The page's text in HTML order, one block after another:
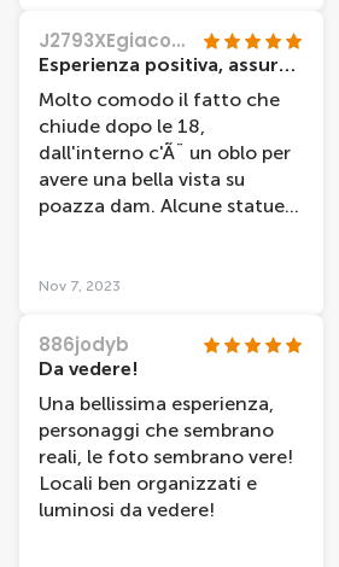
J2793XEgiacomop
Esperienza positiva, assurde le statue
Molto comodo il fatto che
chiude dopo le 18,
dall'interno c'Ã¨ un oblo per
avere una bella vista su
poazza dam. Alcune statue
qualche foto a tema
(maggiorparte a
pagamento). Molto
soggettivo ma noi ci siam
divertiti
Nov 7, 2023
886jodyb
Da vedere!
Una bellissima esperienza,
personaggi che sembrano
reali, le foto sembrano vere!
Locali ben organizzati e
luminosi da vedere!